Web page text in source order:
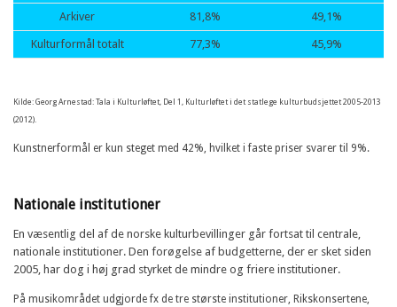
Arkiver 81,8% 49,1%
Kulturformål totalt 77,3% 45,9%
Kilde: Georg Arnestad: Tala i Kulturløftet, Del 1, Kulturløftet i det statlege kulturbudsjettet 2005-2013
(2012).
Kunstnerformål er kun steget med 42%, hvilket i faste priser svarer til 9%.
Nationale institutioner
En væsentlig del af de norske kulturbevillinger går fortsat til centrale,
nationale institutioner. Den forøgelse af budgetterne, der er sket siden
2005, har dog i høj grad styrket de mindre og friere institutioner.
På musikområdet udgjorde fx de tre største institutioner, Rikskonsertene,